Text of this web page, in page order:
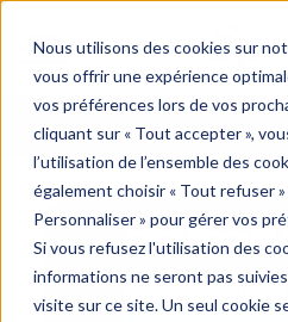
Nous utilisons des cookies sur
vous offrir une expérience
vos préférences lors de vos
cliquant sur « Tout accepter »,
l’utilisation de l’ensemble des
également choisir « Tout refuser
Personnaliser » pour gérer vos
Si vous refusez l'utilisation des
informations ne seront pas
visite sur ce site. Un seul cookie
menu
RECHERCHE
Véhicule